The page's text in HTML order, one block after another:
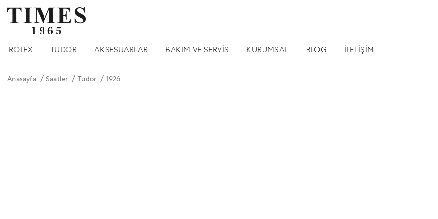
ROLEX TUDOR AKSESUARLAR BAKIM VE SERVİS KURUMSAL BLOG İLETİŞİM
Anasayfa Saatler Tudor 1926